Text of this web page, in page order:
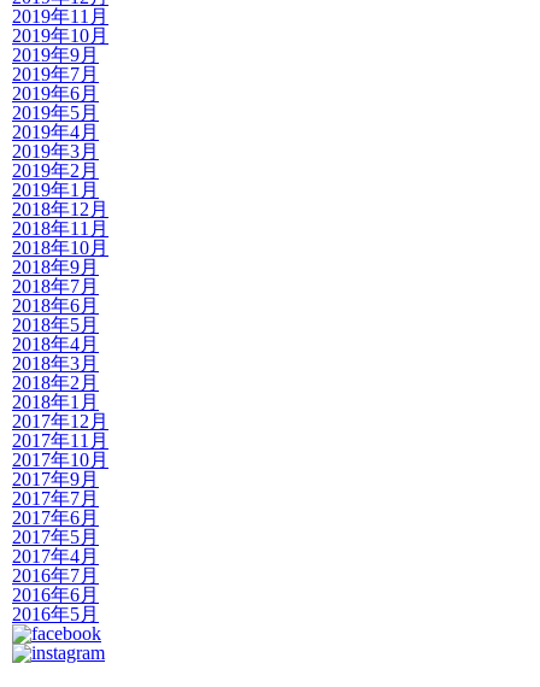
2019年11月
2019年10月
2019年9月
2019年7月
2019年6月
2019年5月
2019年4月
2019年3月
2019年2月
2019年1月
2018年12月
2018年11月
2018年10月
2018年9月
2018年7月
2018年6月
2018年5月
2018年4月
2018年3月
2018年2月
2018年1月
2017年12月
2017年11月
2017年10月
2017年9月
2017年7月
2017年6月
2017年5月
2017年4月
2016年7月
2016年6月
2016年5月